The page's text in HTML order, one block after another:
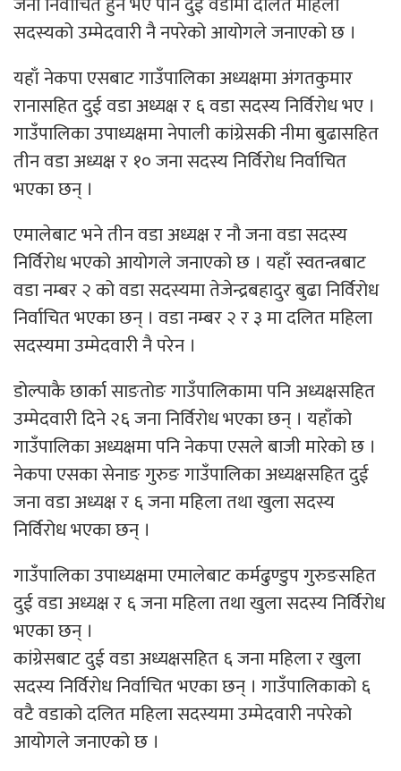
सदस्यको उम्मेदवारी नै नपरेको आयोगले जनाएको छ ।
यहाँ नेकपा एसबाट गाउँपालिका अध्यक्षमा अंगतकुमार
रानासहित दुई वडा अध्यक्ष र ६ वडा सदस्य निर्विरोध भए ।
गाउँपालिका उपाध्यक्षमा नेपाली कांग्रेसकी नीमा बुढासहित
तीन वडा अध्यक्ष र १० जना सदस्य निर्विरोध निर्वाचित
भएका छन् ।
एमालेबाट भने तीन वडा अध्यक्ष र नौ जना वडा सदस्य
निर्विरोध भएको आयोगले जनाएको छ । यहाँ स्वतन्त्रबाट
वडा नम्बर २ को वडा सदस्यमा तेजेन्द्रबहादुर बुढा निर्विरोध
निर्वाचित भएका छन् । वडा नम्बर २ र ३ मा दलित महिला
सदस्यमा उम्मेदवारी नै परेन ।
डोल्पाकै छार्का साङतोङ गाउँपालिकामा पनि अध्यक्षसहित
उम्मेदवारी दिने २६ जना निर्विरोध भएका छन् । यहाँको
गाउँपालिका अध्यक्षमा पनि नेकपा एसले बाजी मारेको छ ।
नेकपा एसका सेनाङ गुरुङ गाउँपालिका अध्यक्षसहित दुई
जना वडा अध्यक्ष र ६ जना महिला तथा खुला सदस्य
निर्विरोध भएका छन् ।
गाउँपालिका उपाध्यक्षमा एमालेबाट कर्मढुण्डुप गुरुङसहित
दुई वडा अध्यक्ष र ६ जना महिला तथा खुला सदस्य निर्विरोध
भएका छन् ।
कांग्रेसबाट दुई वडा अध्यक्षसहित ६ जना महिला र खुला
सदस्य निर्विरोध निर्वाचित भएका छन् । गाउँपालिकाको ६
वटै वडाको दलित महिला सदस्यमा उम्मेदवारी नपरेको
आयोगले जनाएको छ ।